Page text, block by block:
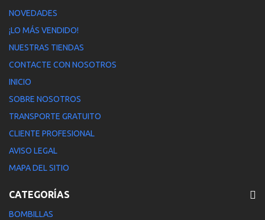
NOVEDADES
¡LO MÁS VENDIDO!
NUESTRAS TIENDAS
CONTACTE CON NOSOTROS
INICIO
SOBRE NOSOTROS
TRANSPORTE GRATUITO
CLIENTE PROFESIONAL
AVISO LEGAL
MAPA DEL SITIO
CATEGORÍAS
BOMBILLAS